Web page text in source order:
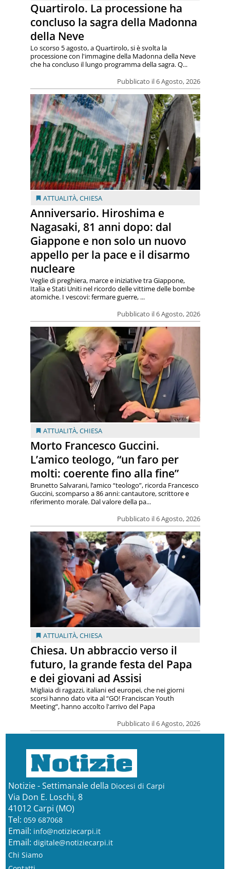
Quartirolo. La processione ha
concluso la sagra della Madonna
della Neve
Pubblicato il 6 Agosto, 2026
Lo scorso 5 agosto, a Quartirolo, si è svolta la
processione con l'immagine della Madonna della Neve
che ha concluso il lungo programma della sagra. Q...
ATTUALITÀ,CHIESA
Anniversario. Hiroshima e
Nagasaki, 81 anni dopo: dal
Giappone e non solo un nuovo
appello per la pace e il disarmo
nucleare
Pubblicato il 6 Agosto, 2026
Veglie di preghiera, marce e iniziative tra Giappone,
Italia e Stati Uniti nel ricordo delle vittime delle bombe
atomiche. I vescovi: fermare guerre, ...
ATTUALITÀ,CHIESA
Morto Francesco Guccini.
L’amico teologo, “un faro per
molti: coerente fino alla fine”
Pubblicato il 6 Agosto, 2026
Brunetto Salvarani, l’amico “teologo”, ricorda Francesco
Guccini, scomparso a 86 anni: cantautore, scrittore e
riferimento morale. Dal valore della pa...
ATTUALITÀ,CHIESA
Chiesa. Un abbraccio verso il
futuro, la grande festa del Papa
e dei giovani ad Assisi
Pubblicato il 6 Agosto, 2026
Migliaia di ragazzi, italiani ed europei, che nei giorni
scorsi hanno dato vita al “GO! Franciscan Youth
Meeting”, hanno accolto l'arrivo del Papa
Notizie - Settimanale della Diocesi di Carpi
Via Don E. Loschi, 8
41012 Carpi (MO)
Tel: 059 687068
Email: info@notiziecarpi.it
Email: digitale@notiziecarpi.it
Chi Siamo